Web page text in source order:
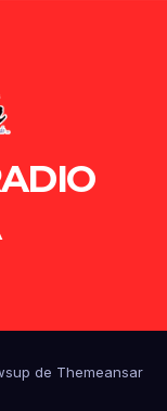
de Themeansar